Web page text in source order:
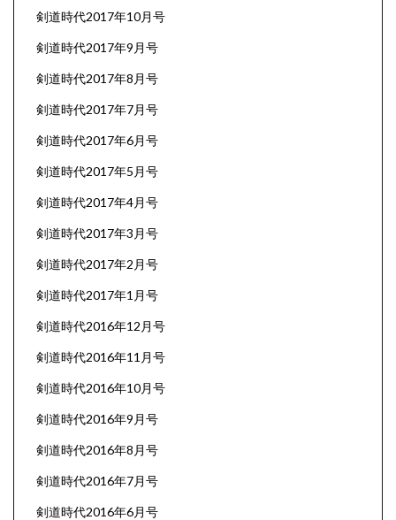
剣道時代2017年10月号
剣道時代2017年9月号
剣道時代2017年8月号
剣道時代2017年7月号
剣道時代2017年6月号
剣道時代2017年5月号
剣道時代2017年4月号
剣道時代2017年3月号
剣道時代2017年2月号
剣道時代2017年1月号
剣道時代2016年12月号
剣道時代2016年11月号
剣道時代2016年10月号
剣道時代2016年9月号
剣道時代2016年8月号
剣道時代2016年7月号
剣道時代2016年6月号